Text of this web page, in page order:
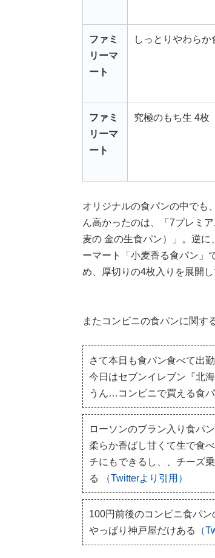
ファミ
リーマ
ート
しっとりやわらか
ファミ
リーマ
ート
究極のもち生 4枚
オリジナルの食パンの中でも
ん高かったのは、「7プレミ
麦の 金の生食パン）」。逆
ーマート「小麦香る食パン」
め、厚切りの4枚入りを展開
またコンビニの食パンに関す
さて本日も食パン食べて出
今日はセブンイレブン『北
うん…コンビニで買える食
ローソンのブラン入り食パ
柔らか香ばし甘くて生で食
チにもできるし、、チーズ
る
（Twitterより引用）
100円前後のコンビニ食パ
やっぱり神戸屋だけある （